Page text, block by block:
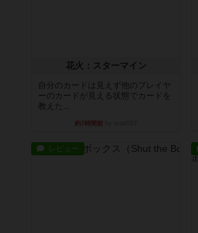
花火：スターマイン
自分のカードは見えず他のプレイヤ
ーのカードが見える状態でカードを
教えた...
約7時間前
レビュー